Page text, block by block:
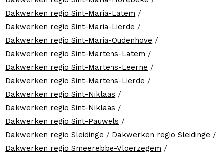
Dakwerken regio Sint-Maria-Latem /
Dakwerken regio Sint-Maria-Lierde /
Dakwerken regio Sint-Maria-Oudenhove /
Dakwerken regio Sint-Martens-Latem /
Dakwerken regio Sint-Martens-Leerne /
Dakwerken regio Sint-Martens-Lierde /
Dakwerken regio Sint-Niklaas /
Dakwerken regio Sint-Niklaas /
Dakwerken regio Sint-Pauwels /
Dakwerken regio Sleidinge / Dakwerken regio Sleidinge /
Dakwerken regio Smeerebbe-Vloerzegem /